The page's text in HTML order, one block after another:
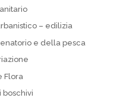
– edilizia
e della pesca
Flora
boschivi